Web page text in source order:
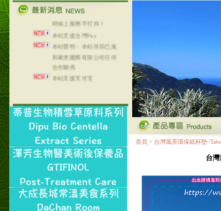
時線上服務不打烊！
本站支援台灣Pay
本站聲明：本站目前已無
和葛堡國際有限公司任何
合作關係
本站支援支付宝
2017年1月1日起，中国大
首頁 > 台灣風景環保紙杯墊 /
台灣